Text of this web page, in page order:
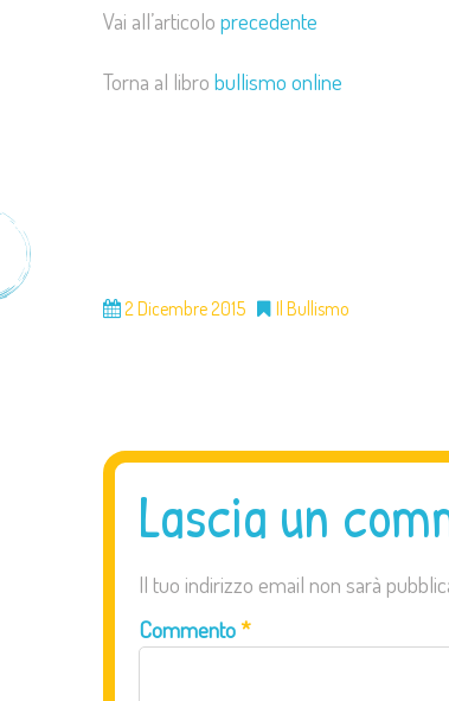
Vai all’articolo precedente
Torna al libro bullismo online
2 Dicembre 2015 Il Bullismo
Lascia un
Il tuo indirizzo email non sarà
Commento*